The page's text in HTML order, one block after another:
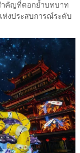
ำคัญที่ตอกย้ำบทบาท
ห่งประสบการณ์ระดับ